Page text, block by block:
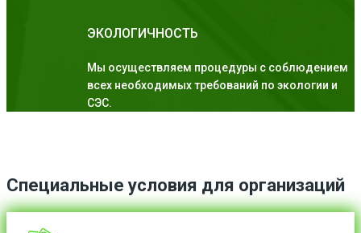
ЭКОЛОГИЧНОСТЬ
Мы осуществляем процедуры с соблюдением
всех необходимых требований по экологии и
СЭС.
Специальные условия для организаций